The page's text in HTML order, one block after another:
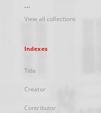
...
View all collections
Indexes
Title
Creator
Contributor